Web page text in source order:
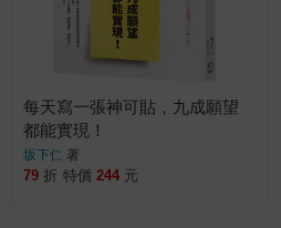
每天寫一張神可貼，九成願望
都能實現！
坂下仁 著
79 折 特價 244 元